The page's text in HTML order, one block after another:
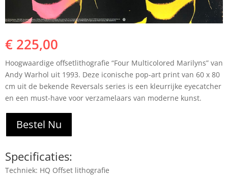
€ 225,00
Hoogwaardige offsetlithografie “Four Multicolored Marilyns” van
Andy Warhol uit 1993. Deze iconische pop-art print van 60 x 80
cm uit de bekende Reversals series is een kleurrijke eyecatcher
en een must-have voor verzamelaars van moderne kunst.
Bestel Nu
Specificaties:
Techniek: HQ Offset lithografie